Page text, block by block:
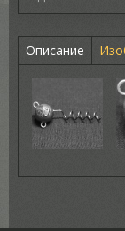
Описание